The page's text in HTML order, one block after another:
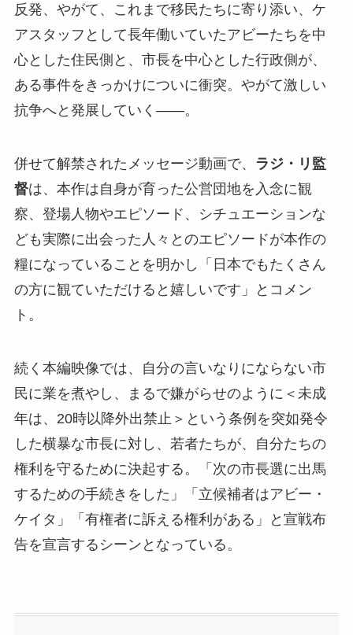
反発、やがて、これまで移⺠たちに寄り添い、ケ
アスタッフとして⻑年働いていたアビーたちを中
⼼とした住⺠側と、市⻑を中⼼とした⾏政側が、
ある事件をきっかけについに衝突。やがて激しい
抗争へと発展していく――。
併せて解禁されたメッセージ動画で、
ラジ・リ監
督は、本作は⾃⾝が育った公営団地を⼊念に観
察、登場⼈物やエピソード、シチュエーションな
ども実際に出会った⼈々とのエピソードが本作の
糧になっていることを明かし「⽇本でもたくさん
の⽅に観ていただけると嬉しいです」とコメン
ト。
続く本編映像では、⾃分の⾔いなりにならない市
⺠に業を煮やし、まるで嫌がらせのように＜未成
年は、20時以降外出禁⽌＞という条例を突如発令
した横暴な市⻑に対し、若者たちが、⾃分たちの
権利を守るために決起する。「次の市⻑選に出⾺
するための⼿続きをした」「⽴候補者はアビー・
ケイタ」「有権者に訴える権利がある」と宣戦布
告を宣⾔するシーンとなっている。